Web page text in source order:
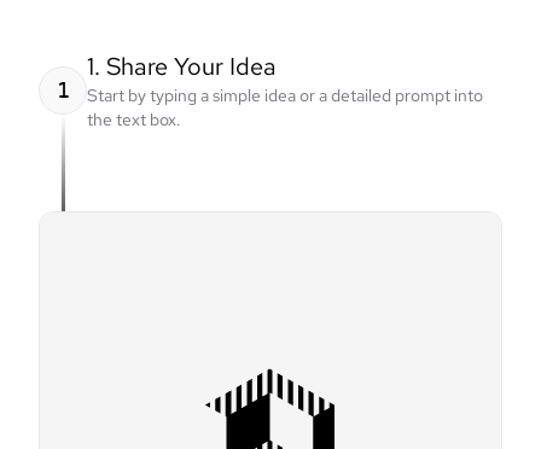
1
1. Share Your Idea
Start by typing a simple idea or a detailed prompt into
the text box.